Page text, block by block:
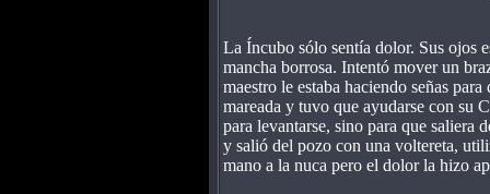
La Íncubo sólo sentía dolor. Sus ojos
mancha borrosa. Intentó mover un
maestro le estaba haciendo señas
mareada y tuvo que ayudarse con su
para levantarse, sino para que saliera
y salió del pozo con una voltereta,
mano a la nuca pero el dolor la hizo